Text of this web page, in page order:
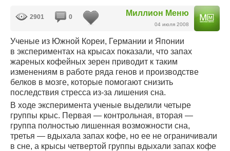
Миллион Меню
04 июля 2008
2901 0
Ученые из Южной Кореи, Германии и Японии
в экспериментах на крысах показали, что запах
жареных кофейных зерен приводит к таким
изменениям в работе ряда генов и производстве
белков в мозге, которые помогают снизить
последствия стресса из-за лишения сна.
В ходе эксперимента ученые выделили четыре
группы крыс. Первая — контрольная, вторая —
группа полностью лишенная возможности сна,
третья — вдыхала запах кофе, но ее не ограничивали
в сне, а крысы четвертой группы вдыхали запах кофе